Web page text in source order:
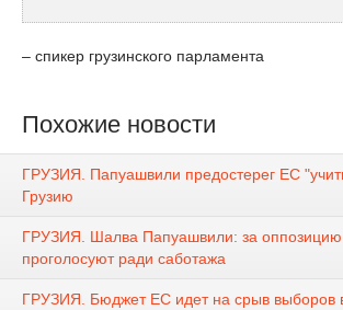
– спикер грузинского парламента
Похожие новости
ГРУЗИЯ. Папуашвили предостерег ЕС
Грузию
ГРУЗИЯ. Шалва Папуашвили: за
проголосуют ради саботажа
ГРУЗИЯ. Бюджет ЕС идет на срыв выборов